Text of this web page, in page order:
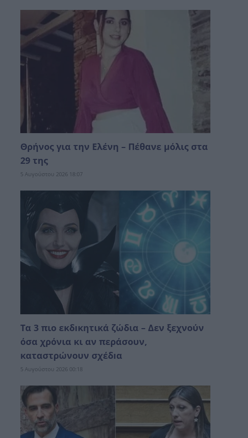
Θρήνος για την Ελένη – Πέθανε μόλις στα
29 της
5 Αυγούστου 2026 18:07
Tα 3 πιο εκδıκητικά ζώδια – Δεν ξεχνoύν
όσα χρόνια κι αν περάσουν,
καταστρώνoυν σχέδıα
5 Αυγούστου 2026 00:18